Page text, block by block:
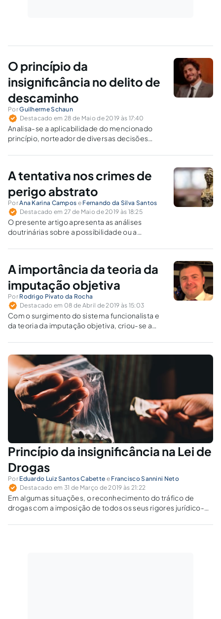
O princípio da
insignificância no delito de
descaminho
PorGuilherme Schaun
Destacado em 28 de Maio de 2019 às 17:40
Analisa-se a aplicabilidade do mencionado
princípio, norteador de diversas decisões
descaminho, que se consuma na frustração
de tributo devido pela entrada ou saída de
mercadoria do território nacional.
A tentativa nos crimes de
perigo abstrato
PorAna Karina Campos e Fernando da Silva Santos
Destacado em 27 de Maio de 2019 às 18:25
O presente artigo apresenta as análises
doutrinárias sobre a possibilidade ou a
perigo abstrato, relacionando-as aos
A importância da teoria da
imputação objetiva
Por Rodrigo Pivato da Rocha
Destacado em 08 de Abril de 2019 às 15:03
Com o surgimento do sistema funcionalista e
da teoria da imputação objetiva, criou-se a
casos pelos quais, até então, o agente seria
considerado culpado e responderia pelo
crime de forma injusta.
Princípio da insignificância na Lei de
Drogas
Por Eduardo Luiz Santos Cabette e Francisco Sannini Neto
Destacado em 31 de Março de 2019 às 21:22
Em algumas situações, o reconhecimento do tráfico de
drogas com a imposição de todos os seus rigores jurídico-
nos parece desproporcional.